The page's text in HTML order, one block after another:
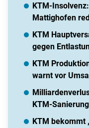
KTM-
Mattighofen
KTM
gegen
KTM
warnt vor
KTM-
KTM bekommt